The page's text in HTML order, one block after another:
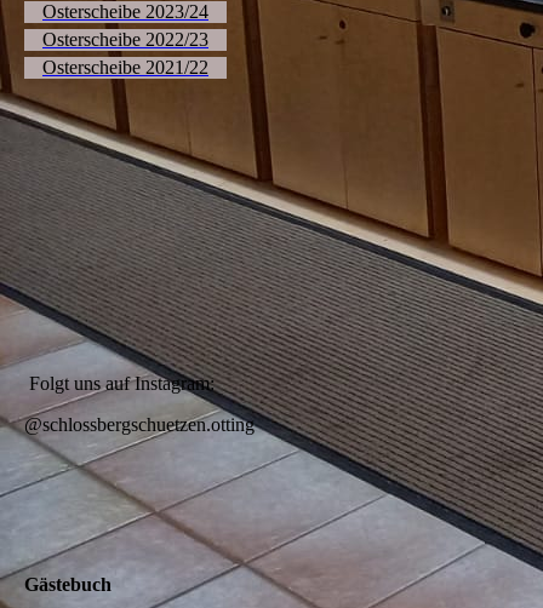
Osterscheibe 2023/24
Osterscheibe 2022/23
Osterscheibe 2021/22
Folgt uns auf Instagram:
@schlossbergschuetzen.otting
Gästebuch